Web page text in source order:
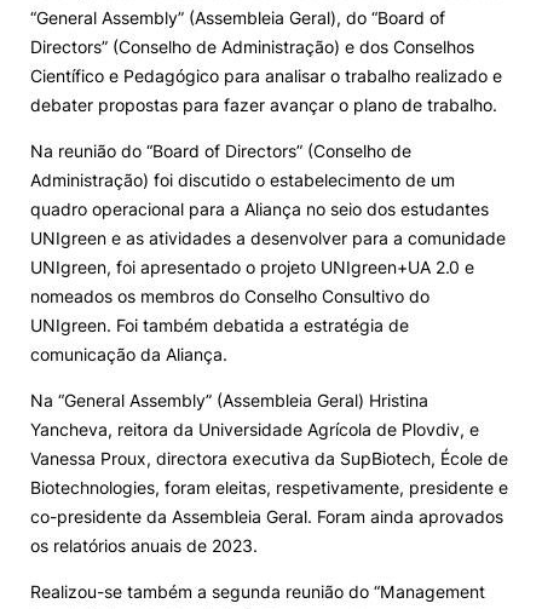
“General Assembly” (Assembleia Geral), do “Board of
Directors” (Conselho de Administração) e dos Conselhos
Científico e Pedagógico para analisar o trabalho realizado e
debater propostas para fazer avançar o plano de trabalho.
Na reunião do “Board of Directors” (Conselho de
Administração) foi discutido o estabelecimento de um
quadro operacional para a Aliança no seio dos estudantes
UNIgreen e as atividades a desenvolver para a comunidade
UNIgreen, foi apresentado o projeto UNIgreen+UA 2.0 e
nomeados os membros do Conselho Consultivo do
UNIgreen. Foi também debatida a estratégia de
comunicação da Aliança.
Na “General Assembly” (Assembleia Geral) Hristina
Yancheva, reitora da Universidade Agrícola de Plovdiv, e
Vanessa Proux, directora executiva da SupBiotech, École de
Biotechnologies, foram eleitas, respetivamente, presidente e
co-presidente da Assembleia Geral. Foram ainda aprovados
os relatórios anuais de 2023.
Realizou-se também a segunda reunião do “Management